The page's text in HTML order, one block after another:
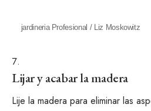
jardineria Profesional / Liz Moskowitz
Lijar y acabar la madera
Lije la madera para eliminar las